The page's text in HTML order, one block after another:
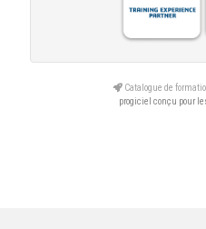
Catalogue de
progiciel conçu pour